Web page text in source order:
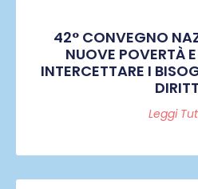
42° CONVEGNO
NUOVE POVERTÀ
INTERCETTARE I
Leggi